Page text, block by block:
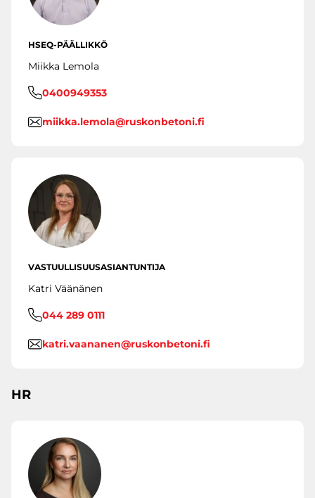
HSEQ-PÄÄLLIKKÖ
Miikka Lemola
0400949353
miikka.lemola@ruskonbetoni.fi
VASTUULLISUUSASIANTUNTIJA
Katri Väänänen
044 289 0111
katri.vaananen@ruskonbetoni.fi
HR